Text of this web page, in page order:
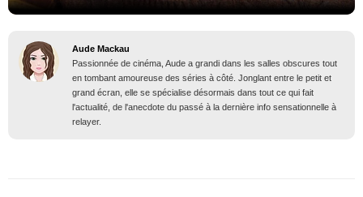
Aude Mackau
Passionnée de cinéma, Aude a grandi dans les salles obscures tout
en tombant amoureuse des séries à côté. Jonglant entre le petit et
grand écran, elle se spécialise désormais dans tout ce qui fait
l'actualité, de l'anecdote du passé à la dernière info sensationnelle à
relayer.